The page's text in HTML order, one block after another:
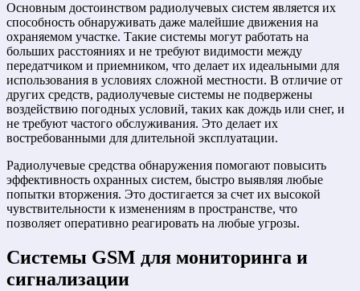
Основным достоинством радиолучевых систем является их
способность обнаруживать даже малейшие движения на
охраняемом участке. Такие системы могут работать на
больших расстояниях и не требуют видимости между
передатчиком и приемником, что делает их идеальными для
использования в условиях сложной местности. В отличие от
других средств, радиолучевые системы не подвержены
воздействию погодных условий, таких как дождь или снег, и
не требуют частого обслуживания. Это делает их
востребованными для длительной эксплуатации.
Радиолучевые средства обнаружения помогают повысить
эффективность охранных систем, быстро выявляя любые
попытки вторжения. Это достигается за счет их высокой
чувствительности к изменениям в пространстве, что
позволяет оперативно реагировать на любые угрозы.
Системы GSM для мониторинга и
сигнализации